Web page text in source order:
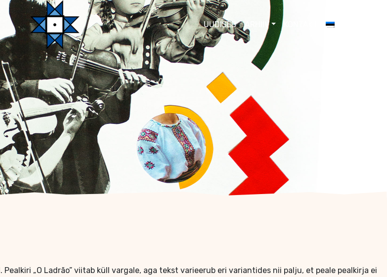
UUDISED ARHIIV
„O Ladrão” viitab küll vargale, aga tekst varieerub eri variantides nii palju, et peale pealkirja ei